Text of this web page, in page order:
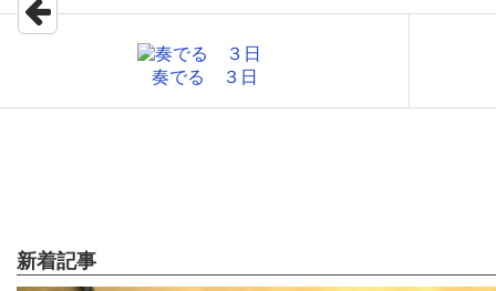
奏でる ３日
新着記事